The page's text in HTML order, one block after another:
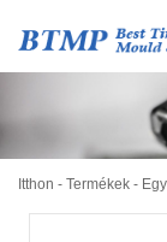
Itthon - Termékek -